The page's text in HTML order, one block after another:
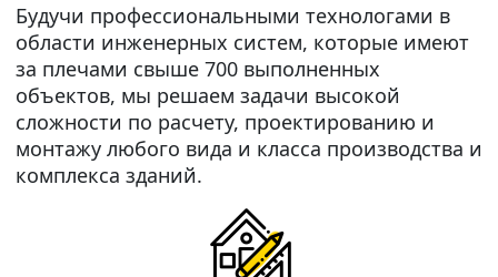
Будучи профессиональными технологами в
области инженерных систем, которые имеют
за плечами свыше 700 выполненных
объектов, мы решаем задачи высокой
сложности по расчету, проектированию и
монтажу любого вида и класса производства и
комплекса зданий.